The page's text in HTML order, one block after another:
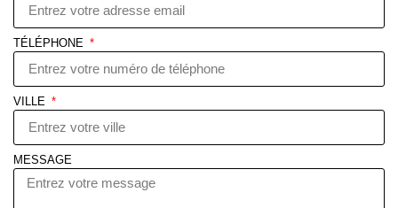
TÉLÉPHONE
VILLE
MESSAGE